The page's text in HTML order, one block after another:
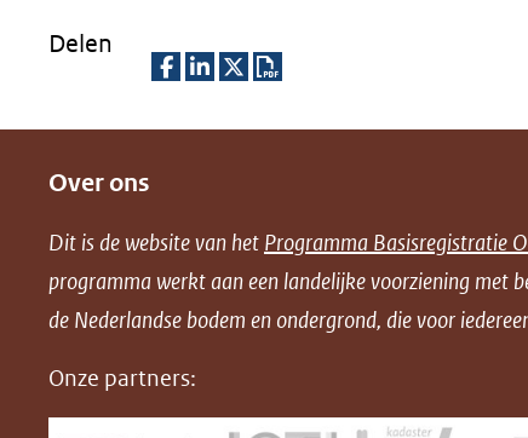
Delen
n
o
p
n
o
p
n
o
p
l
o
a
Over ons
Dit is de website van het Programma Basisregistratie
programma werkt aan een landelijke voorziening met
de Nederlandse bodem en ondergrond, die voor
Onze partners: